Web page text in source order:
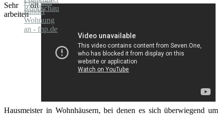
Sehr oft
arbeiten
Hausmeister in Wohnhäusern, bei denen es sich überwiegend um